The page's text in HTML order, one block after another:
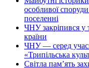
особливої
поселенні
ЧНУ закріпився у
країни
ЧНУ — серед
«Трипільська
Світла пам’ять